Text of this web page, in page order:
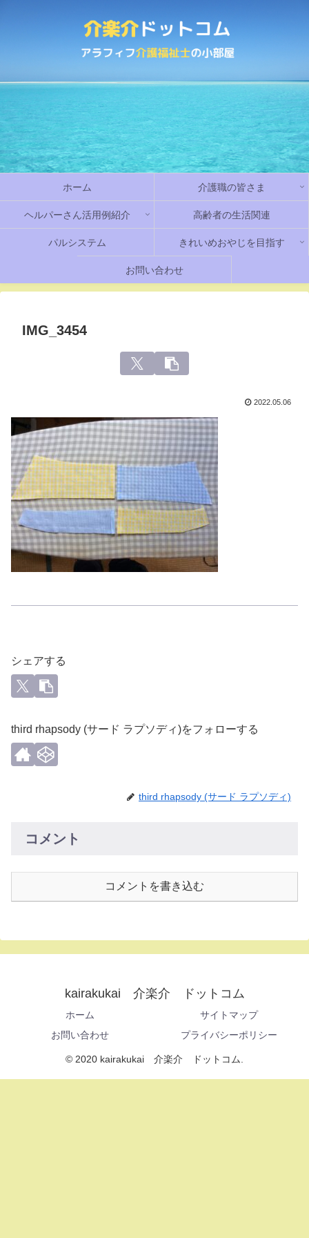
ホーム 介護職の皆さま
ヘルパーさん活用例紹介 高齢者の生活関連
パルシステム きれいめおやじを目指す
お問い合わせ
IMG_3454
2022.05.06
シェアする
third rhapsody (サード ラプソディ)をフォローする
third rhapsody (サード ラプソディ)
コメント
コメントを書き込む
kairakukai 介楽介 ドットコム
ホーム
サイトマップ
お問い合わせ
プライバシーポリシー
© 2020 kairakukai 介楽介 ドットコム.